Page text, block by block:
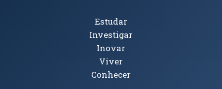
Tópicos Principais
Estudar
Investigar
Inovar
Viver
Conhecer